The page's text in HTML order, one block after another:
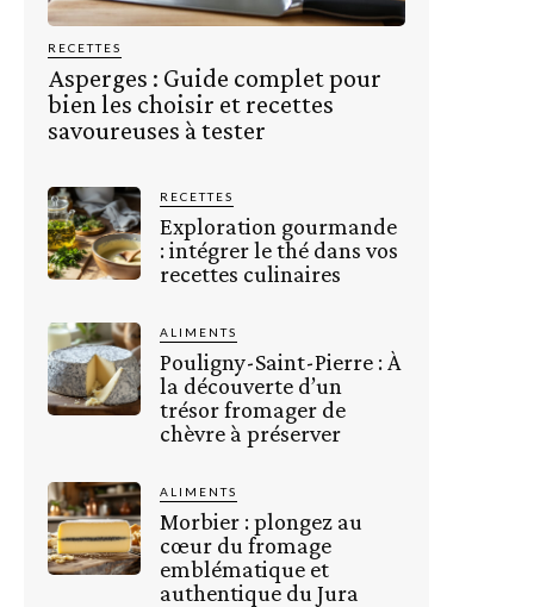
RECETTES
Asperges : Guide complet pour
bien les choisir et recettes
savoureuses à tester
RECETTES
Exploration gourmande
: intégrer le thé dans vos
recettes culinaires
ALIMENTS
Pouligny-Saint-Pierre : À
la découverte d’un
trésor fromager de
chèvre à préserver
ALIMENTS
Morbier : plongez au
cœur du fromage
emblématique et
authentique du Jura